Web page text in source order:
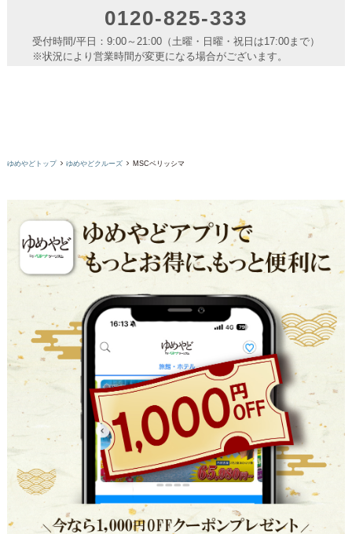
0120-825-333
受付時間/平日：9:00～21:00（土曜・日曜・祝日は17:00まで）
※状況により営業時間が変更になる場合がございます。
ゆめやどトップ ゆめやどクルーズ MSCベリッシマ